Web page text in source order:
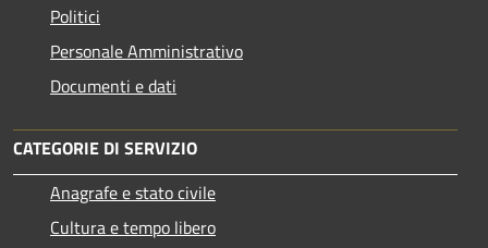
Politici
Personale Amministrativo
Documenti e dati
CATEGORIE DI SERVIZIO
Anagrafe e stato civile
Cultura e tempo libero